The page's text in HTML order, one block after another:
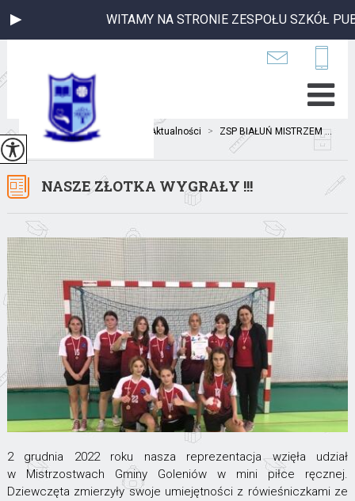
WITAMY NA STRONIE ZESPOŁU SZKÓŁ
Jesteś tutaj: Aktualności > ZSP BIAŁUŃ MISTRZEM ...
NASZE ZŁOTKA WYGRAŁY !!!
2 grudnia 2022 roku nasza reprezentacja wzięła udział
w Mistrzostwach Gminy Goleniów w mini piłce ręcznej.
Dziewczęta zmierzyły swoje umiejętności z rówieśniczkami ze